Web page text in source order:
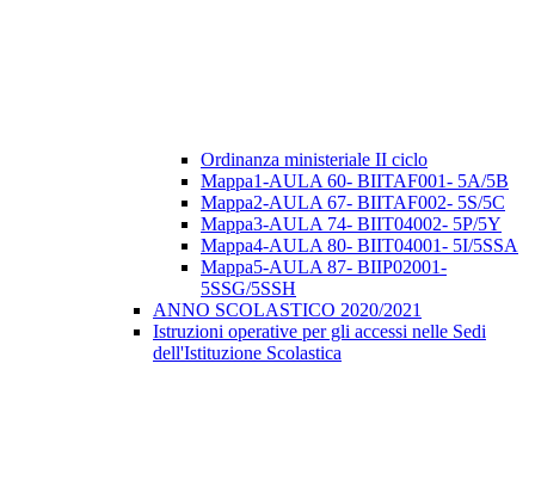
Ordinanza ministeriale II ciclo
Mappa1-AULA 60- BIITAF001- 5A/5B
Mappa2-AULA 67- BIITAF002- 5S/5C
Mappa3-AULA 74- BIIT04002- 5P/5Y
Mappa4-AULA 80- BIIT04001- 5I/5SSA
Mappa5-AULA 87- BIIP02001-
5SSG/5SSH
ANNO SCOLASTICO 2020/2021
Istruzioni operative per gli accessi nelle Sedi
dell'Istituzione Scolastica